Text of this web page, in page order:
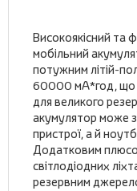
Високоякісний та
мобільний
потужним літій-
60000 мА*год, що
для великого
акумулятор може
пристрої, а й
Додатковим
світлодіодних
резервним